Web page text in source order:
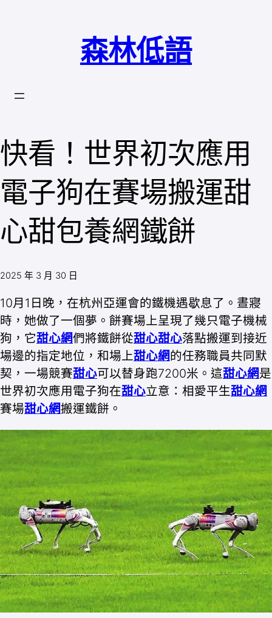
森林低語
快看！世界初次應用
電子狗在賽場搬運甜
心甜包養網鐵餅
2025 年 3 月 30 日
10月1日晚，在杭州亞運會的鐵機遇歇息了。晝寢
時，她做了一個夢。餅賽場上呈現了幾只電子機械
狗，它甜心網們將鐵餅從甜心甜心落點搬運到接近
場邊的指定地位，和場上甜心網的任務職員共同默
契，一場競賽甜心可以替身跑7200米。這甜心網是
世界初次應用電子狗在甜心立意：相愛平生甜心網
賽場甜心網搬運鐵餅。